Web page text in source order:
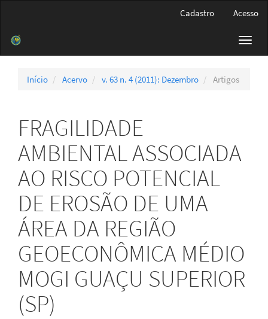
Barra
Cadastro Acesso
Início Acervo v. 63 n. 4 (2011): Dezembro Artigos
FRAGILIDADE
AMBIENTAL ASSOCIADA
AO RISCO POTENCIAL
DE EROSÃO DE UMA
ÁREA DA REGIÃO
GEOECONÔMICA MÉDIO
MOGI GUAÇU SUPERIOR
(SP)